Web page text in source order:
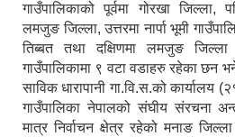
गाउँपालिकाको पूर्वमा गोरखा जिल्ला,
लमजुङ जिल्ला, उत्तरमा नार्पा भूमी
तिब्बत तथा दक्षिणमा लमजुङ
गाउँपालिकामा ९ वटा वडाहरु रहेका छन
साविक धारापानी गा.वि.स.को कार्यालय
गाउँपालिका नेपालको संघीय संरचना
मात्र निर्वाचन क्षेत्र रहेको मनाङ